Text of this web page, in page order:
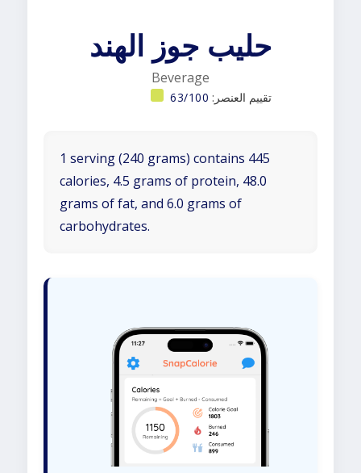
حليب جوز الهند
Beverage
تقييم العنصر: 63/100
1 serving (240 grams) contains 445
calories, 4.5 grams of protein, 48.0
grams of fat, and 6.0 grams of
carbohydrates.